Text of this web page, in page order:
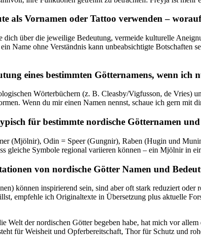
als⁣ Vornamen oder ‌Tattoo verwenden –
dich über die jeweilige⁤ Bedeutung, vermeide kulturelle
Name ohne ‌Verständnis kann unbeabsichtigte Botschaften
eines bestimmten Götternamens, wenn ich
​Wörterbüchern (z. B.​ Cleasby/Vigfusson,‍ de Vries)⁢
Wenn du mir einen Namen nennst, schaue ich gern mit
für bestimmte nordische Götternamen und
(Mjölnir), Odin = Speer (Gungnir), Raben (Hugin ‌und
gleiche Symbole regional variieren können – ein⁢ Mjölnir in
von nordische Götter Namen und
können inspirierend sein, sind aber‍ oft stark reduziert
empfehle ich Originaltexte in Übersetzung plus aktuelle
Welt der nordischen Götter⁢ begeben habe, hat mich ​vor
für Weisheit und Opferbereitschaft, Thor für Schutz und‌